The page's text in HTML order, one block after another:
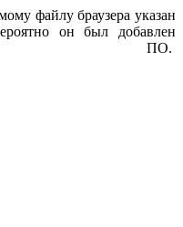
файлу браузера указан
он был добавлен
ПО.